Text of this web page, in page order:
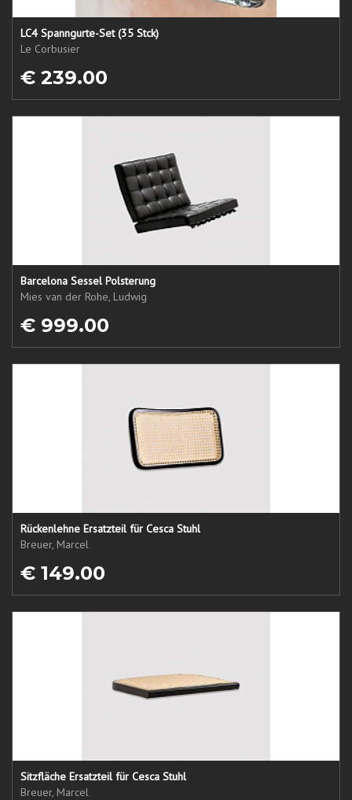
LC4 Spanngurte-Set (35 Stck)
Le Corbusier
€ 239.00
Barcelona Sessel Polsterung
Mies van der Rohe, Ludwig
€ 999.00
Rückenlehne Ersatzteil für Cesca Stuhl
Breuer, Marcel
€ 149.00
Sitzfläche Ersatzteil für Cesca Stuhl
Breuer, Marcel